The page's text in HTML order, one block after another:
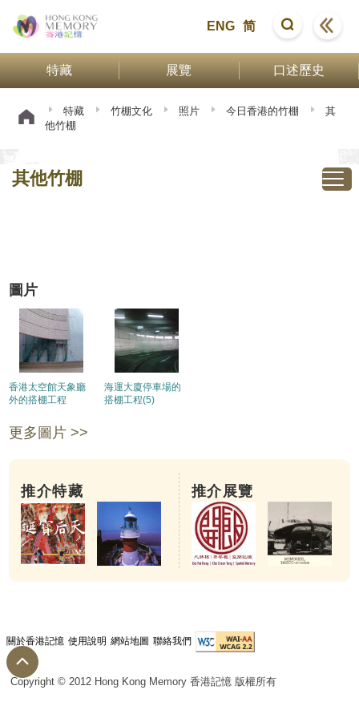
ENG 简
特藏 展覽 口述歷史
特藏 竹棚文化 照片 今日香港的竹棚
其
他竹棚
其他竹棚
圖片
香港太空館天象廳
外的搭棚工程
海運大廈停車場的
搭棚工程(5)
更多圖片 >>
推介特藏 推介展覽
關於香港記憶 使用說明 網站地圖 聯絡我們
Copyright © 2012 Hong Kong Memory 香港記憶 版權所有